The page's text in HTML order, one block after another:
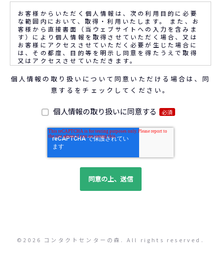
お客様からいただく個人情報は、次の利用目的に必要
な範囲内において、取得・利用いたします。 また、お
客様から直接書面（当ウェブサイトへの入力を含みま
す）により個人情報を取得させていただく場合、又は
お客様にアクセスさせていただく必要が生じた場合に
は、その都度、目的等を明示し同意を得たうえで取得
又はアクセスさせていただきます。
なお、通話内容の確認や応対品質の評価・研修を通じ
て顧客満足の向上を図るために、お客様との通話内容
くことがあります。
◆個人情報の利用目的
(1) お問い合わせいただいた内容やご相談に対応する
(2) 商品・サービスの提案、商談、契約の履行、その
(4) ダイレクトメール、電子メール、電話等による商
◆取得する個人データの項目
個人情報の取り扱いについて同意いただける場合は、同
意するをチェックしてください。
個人情報の取り扱いに同意する 必須
©2026 コンタクトセンターの森. All rights reserved.